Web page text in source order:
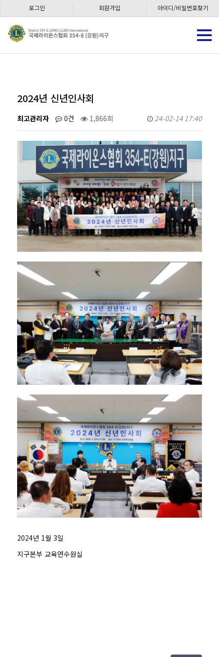
로그인 회원가입 아이디/비밀번호찾기
2024년 신년인사회
최고관리자 0건 1,866회 24-02-14 17:40
2024년 1월 3일
지구본부 교육연수원실